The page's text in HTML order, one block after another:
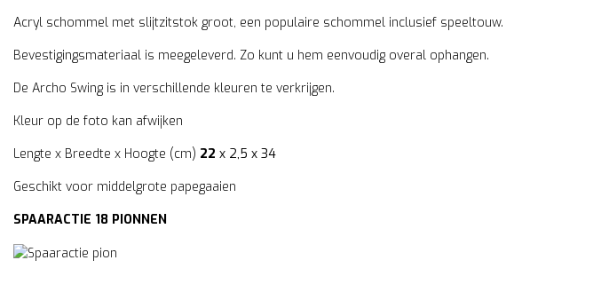
Acryl schommel met slijtzitstok groot, een populaire schommel inclusief speeltouw.
Bevestigingsmateriaal is meegeleverd. Zo kunt u hem eenvoudig overal ophangen.
De Archo Swing is in verschillende kleuren te verkrijgen.
Kleur op de foto kan afwijken
Lengte x Breedte x Hoogte (cm) 22 x 2,5 x 34
Geschikt voor middelgrote papegaaien
SPAARACTIE 18 PIONNEN